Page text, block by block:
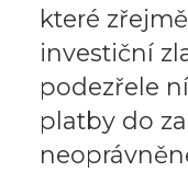
které
investiční
podezřele
platby do